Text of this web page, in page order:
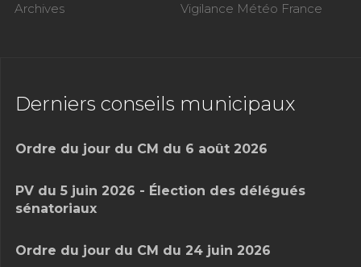
Archives Vigilance Météo France
Derniers conseils municipaux
Ordre du jour du CM du 6 août 2026
PV du 5 juin 2026 - Élection des délégués
sénatoriaux
Ordre du jour du CM du 24 juin 2026